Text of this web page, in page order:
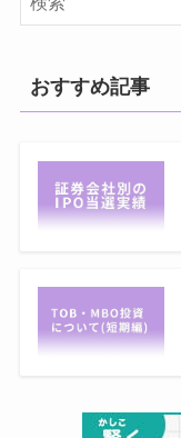
おすすめ記事